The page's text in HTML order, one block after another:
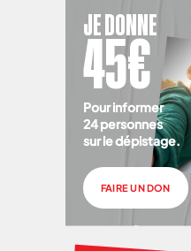
JE DONNE
45€
Pour informer
24 personnes
sur le dépistage.
FAIRE UN DON